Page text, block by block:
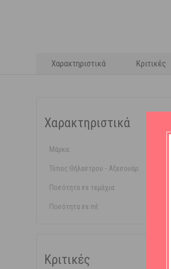
Χαρακτηριστικά Κριτικές
Χαρακτηριστικά
Μάρκα:
Τύπος Θήλαστρου - Αξεσουάρ:
Ποσότητα σε τεμάχια:
Ποσότητα σε ml:
Κριτικές